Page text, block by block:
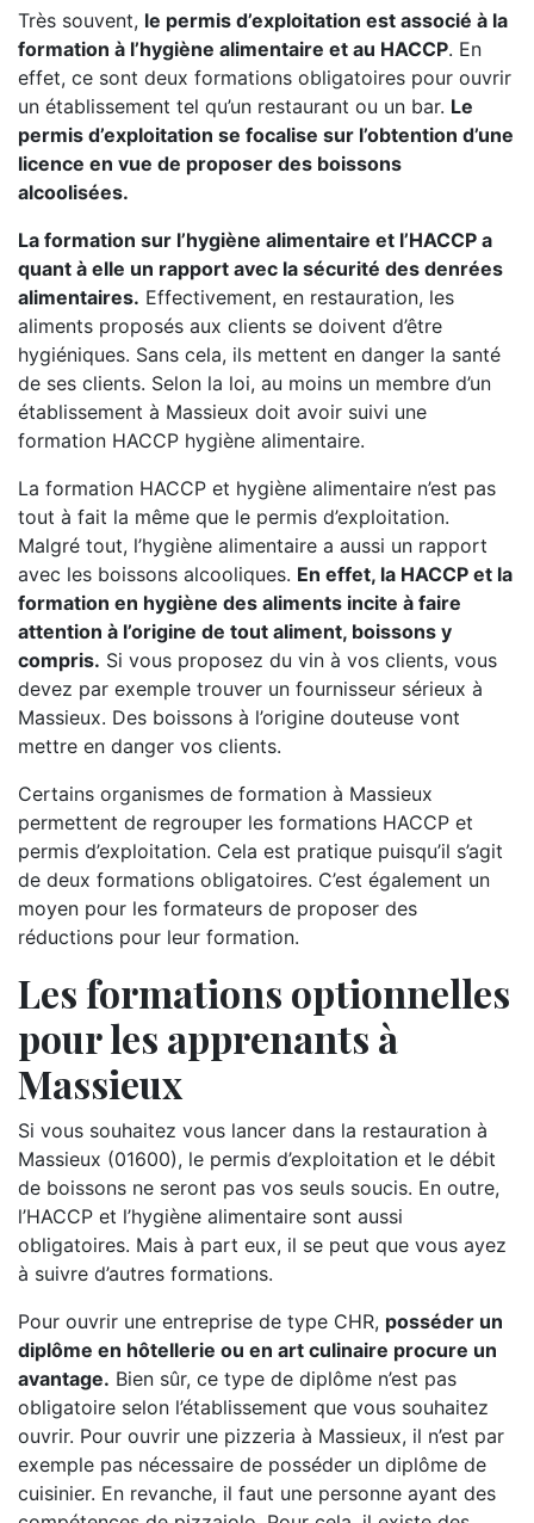
Très souvent, le permis d’exploitation est associé à la
formation à l’hygiène alimentaire et au HACCP. En
effet, ce sont deux formations obligatoires pour ouvrir
un établissement tel qu’un restaurant ou un bar. Le
permis d’exploitation se focalise sur l’obtention d’une
licence en vue de proposer des boissons
alcoolisées.
La formation sur l’hygiène alimentaire et l’HACCP a
quant à elle un rapport avec la sécurité des denrées
alimentaires. Effectivement, en restauration, les
aliments proposés aux clients se doivent d’être
hygiéniques. Sans cela, ils mettent en danger la santé
de ses clients. Selon la loi, au moins un membre d’un
établissement à Massieux doit avoir suivi une
formation HACCP hygiène alimentaire.
La formation HACCP et hygiène alimentaire n’est pas
tout à fait la même que le permis d’exploitation.
Malgré tout, l’hygiène alimentaire a aussi un rapport
avec les boissons alcooliques. En effet, la HACCP et la
formation en hygiène des aliments incite à faire
attention à l’origine de tout aliment, boissons y
compris. Si vous proposez du vin à vos clients, vous
devez par exemple trouver un fournisseur sérieux à
Massieux. Des boissons à l’origine douteuse vont
mettre en danger vos clients.
Certains organismes de formation à Massieux
permettent de regrouper les formations HACCP et
permis d’exploitation. Cela est pratique puisqu’il s’agit
de deux formations obligatoires. C’est également un
moyen pour les formateurs de proposer des
réductions pour leur formation.
Les formations optionnelles
pour les apprenants à
Massieux
Si vous souhaitez vous lancer dans la restauration à
Massieux (01600), le permis d’exploitation et le débit
de boissons ne seront pas vos seuls soucis. En outre,
l’HACCP et l’hygiène alimentaire sont aussi
obligatoires. Mais à part eux, il se peut que vous ayez
à suivre d’autres formations.
Pour ouvrir une entreprise de type CHR, posséder un
diplôme en hôtellerie ou en art culinaire procure un
avantage. Bien sûr, ce type de diplôme n’est pas
obligatoire selon l’établissement que vous souhaitez
ouvrir. Pour ouvrir une pizzeria à Massieux, il n’est par
exemple pas nécessaire de posséder un diplôme de
cuisinier. En revanche, il faut une personne ayant des